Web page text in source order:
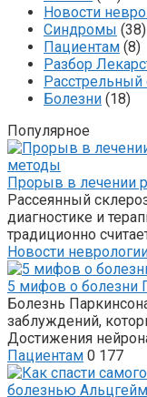
Новости
Синдромы (38)
Пациентам (8)
Разбор
Расстрельный
Болезни (18)
Популярное
Прорыв в лечении
Рассеянный
диагностике и
традиционно
Новости
5 мифов о болезни
Болезнь
заблуждений,
Достижения
Пациентам 0 177